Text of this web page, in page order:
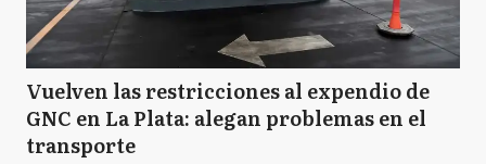
Vuelven las restricciones al expendio de
GNC en La Plata: alegan problemas en el
transporte